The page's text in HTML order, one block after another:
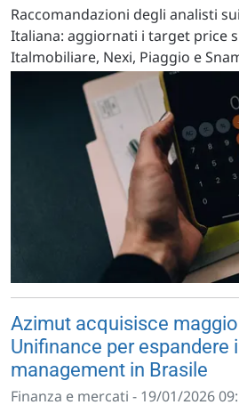
Raccomandazioni degli analisti
Italiana: aggiornati i target price
Italmobiliare, Nexi, Piaggio e
Azimut acquisisce
Unifinance per espandere
management in Brasile
Finanza e mercati - 19/01/2026